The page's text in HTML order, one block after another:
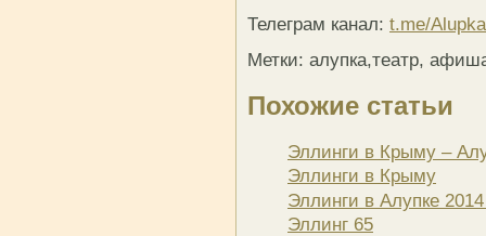
Телеграм канал: t.me/
Метки: алупка,театр,
Похожие статьи
Эллинги в Крыму –
Эллинги в Крыму
Эллинги в Алупке
Эллинг 65